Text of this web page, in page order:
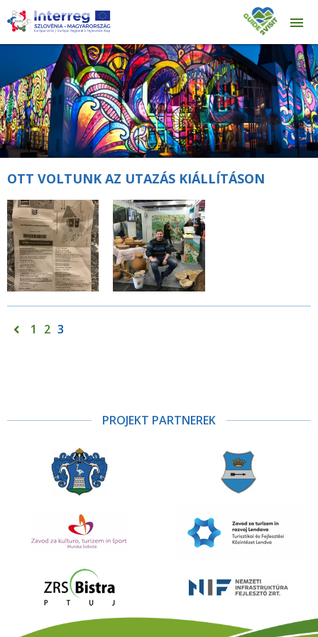
OTT VOLTUNK AZ UTAZÁS KIÁLLÍTÁSON
1 2 3
PROJEKT PARTNEREK